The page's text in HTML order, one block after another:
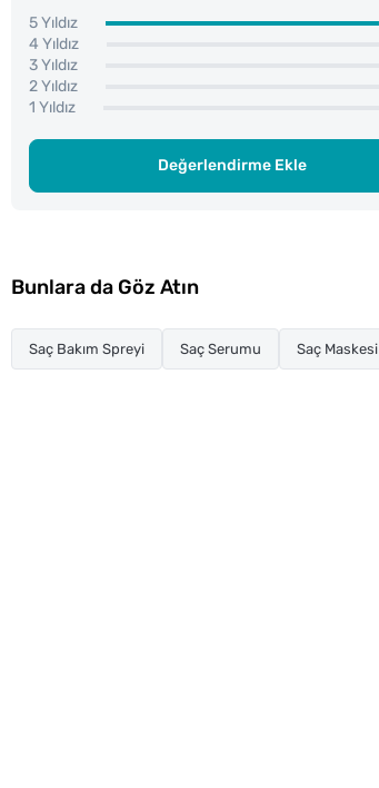
5 Yıldız
4 Yıldız
3 Yıldız
2 Yıldız
1 Yıldız
Değerlendirme Ekle
Bunlara da Göz Atın
Saç Bakım Spreyi Saç Serumu Saç Maskesi